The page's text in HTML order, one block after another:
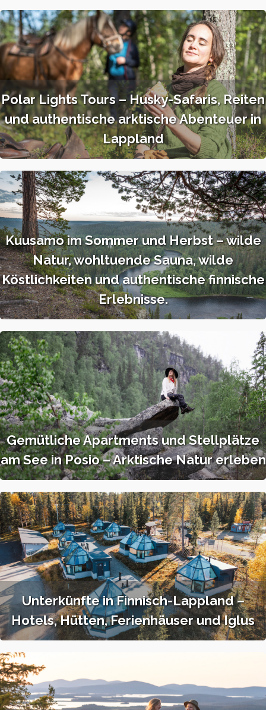
Polar Lights Tours – Husky-Safaris, Reiten
und authentische arktische Abenteuer in
Lappland
Kuusamo im Sommer und Herbst – wilde
Natur, wohltuende Sauna, wilde
Köstlichkeiten und authentische finnische
Erlebnisse.
Gemütliche Apartments und Stellplätze
am See in Posio – Arktische Natur erleben
Unterkünfte in Finnisch-Lappland –
Hotels, Hütten, Ferienhäuser und Iglus